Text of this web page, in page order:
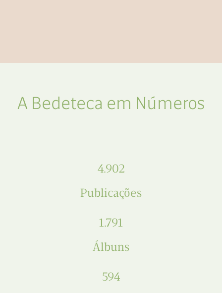
A Bedeteca em Números
4.902
Publicações
1.791
Álbuns
594